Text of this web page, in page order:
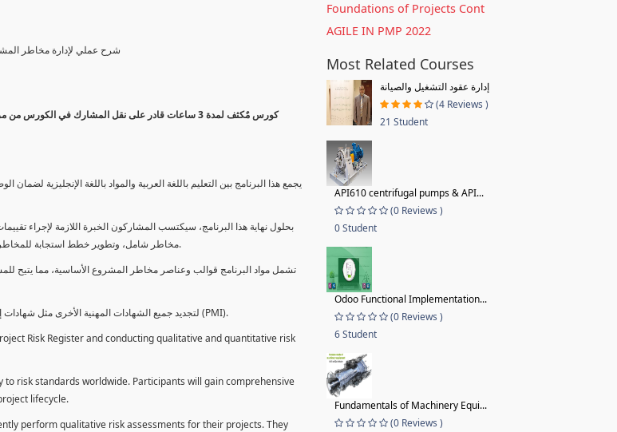
شرح عملي لإدارة مخاطر
كورس مٌكثف لمدة 3 ساعات قادر على نقل المشارك في
يجمع هذا البرنامج بين التعليم باللغة العربية والمواد باللغة الإنجليزية
بحلول نهاية هذا البرنامج، سيكتسب المشاركون الخبرة اللازمة لإجراء
مخاطر شامل، وتطوير خطط استجابة للمخاطر قوية. بالإضافة إلى ذلك، سيكتسبون المهارات لتقديم تقييمات المخاطر عبر لوحة معلومات فعالة.
تشمل مواد البرنامج قوالب وعناصر مخاطر المشروع الأساسية، مما يتيح
يمكن للطلاب استخدام ساعات هذا البرنامج كوحدات تطوير المهنة (PDUs) لتجديد جميع الشهادات المهنية الأخرى مثل شهادات إدارة المشاريع العالمية (PMI).
Risk Register and conducting qualitative and quantitative risk
risk standards worldwide. Participants will gain comprehensive
lifecycle.
perform qualitative risk assessments for their projects. They
Foundations of Projects Cont
AGILE IN PMP 2022
Most Related Courses
إدارة عقود التشغيل والصيانة
(4 Reviews )
21 Student
API610 centrifugal pumps & API...
(0 Reviews )
0 Student
Odoo Functional Implementation...
(0 Reviews )
6 Student
Fundamentals of Machinery Equi...
(0 Reviews )